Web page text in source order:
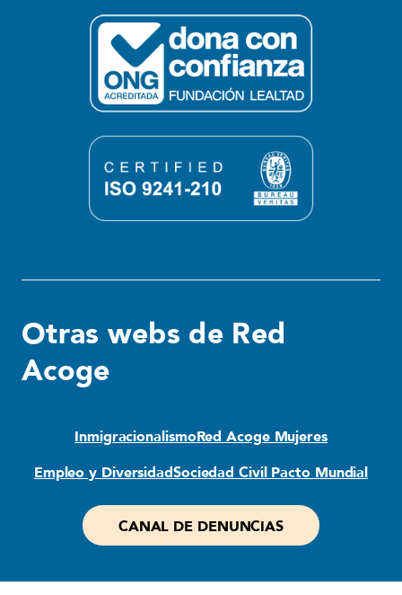
Otras webs de Red
Acoge
InmigracionalismoRed Acoge Mujeres
Empleo y DiversidadSociedad Civil Pacto Mundial
CANAL DE DENUNCIAS